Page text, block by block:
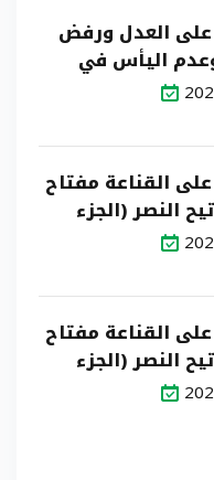
على العدل ورفض
اليأس في
البيت (ع)
على القناعة مفتاح
النصر (الجزء
العملي)
على القناعة مفتاح
النصر (الجزء
النظري)